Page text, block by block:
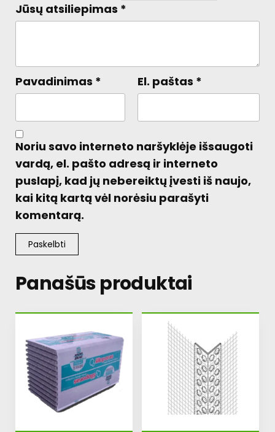
Jūsų atsiliepimas *
Pavadinimas * El. paštas *
Noriu savo interneto naršyklėje išsaugoti
vardą, el. pašto adresą ir interneto
puslapį, kad jų nebereiktų įvesti iš naujo,
kai kitą kartą vėl norėsiu parašyti
komentarą.
Panašūs produktai